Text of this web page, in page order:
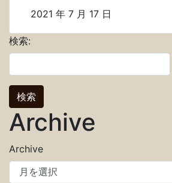
2021 年 7 月 17 日
検索:
Archive
Archive